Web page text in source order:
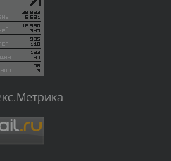
виден после проверки
виден после проверки